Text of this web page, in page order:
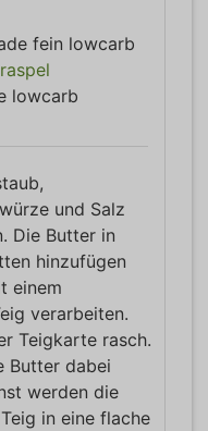
fein lowcarb
lowcarb
und Salz
Die Butter in
hinzufügen
einem
verarbeiten.
Teigkarte rasch.
Butter dabei
werden die
in eine flache